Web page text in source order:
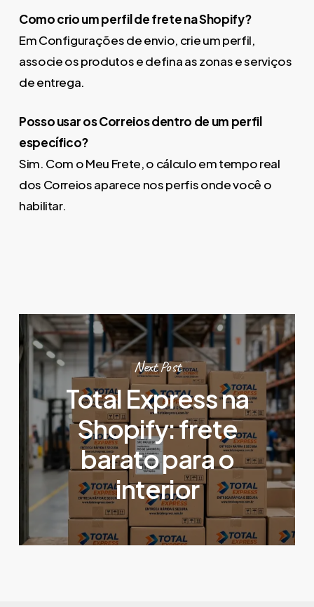
Como crio um perfil de frete na Shopify?
Em Configurações de envio, crie um perfil,
associe os produtos e defina as zonas e serviços
de entrega.
Posso usar os Correios dentro de um perfil
específico?
Sim. Com o Meu Frete, o cálculo em tempo real
dos Correios aparece nos perfis onde você o
habilitar.
Next Post
Total Express na
Shopify: frete
barato para o
interior